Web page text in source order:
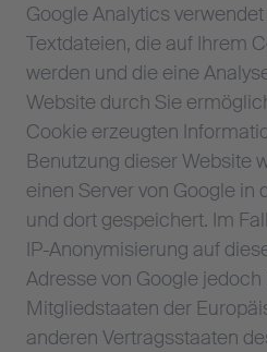
Google Analytics verwendet
Textdateien, die auf Ihrem
werden und die eine
Website durch Sie
Cookie erzeugten
Benutzung dieser Website
einen Server von Google in
und dort gespeichert. Im
IP-Anonymisierung auf
Adresse von Google
Mitgliedstaaten der
anderen Vertragsstaaten